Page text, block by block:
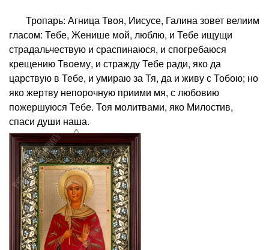
Тропарь: Агница Твоя, Иисусе, Галина зовет велиим
гласом: Тебе, Женише мой, люблю, и Тебе ищущи
страдальчествую и сраспинаюся, и спогребаюся
крещению Твоему, и стражду Тебе ради, яко да
царствую в Тебе, и умираю за Тя, да и живу с Тобою; но
яко жертву непорочную приими мя, с любовию
пожершуюся Тебе. Тоя молитвами, яко Милостив,
спаси души наша.